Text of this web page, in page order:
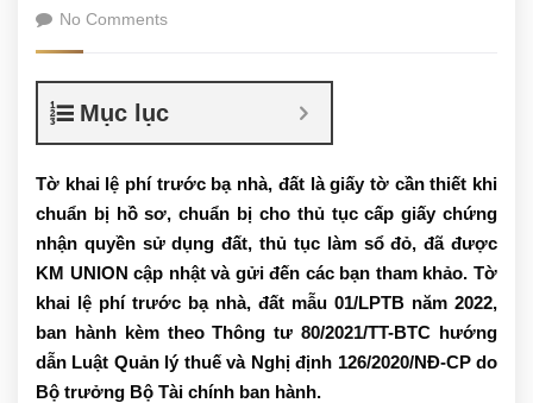
No Comments
Mục lục
Tờ khai lệ phí trước bạ nhà, đất là giấy tờ cần thiết khi
chuẩn bị hồ sơ, chuẩn bị cho thủ tục cấp giấy chứng
nhận quyền sử dụng đất, thủ tục làm sổ đỏ, đã được
KM UNION cập nhật và gửi đến các bạn tham khảo. Tờ
khai lệ phí trước bạ nhà, đất mẫu 01/LPTB năm 2022,
ban hành kèm theo Thông tư 80/2021/TT-BTC hướng
dẫn Luật Quản lý thuế và Nghị định 126/2020/NĐ-CP do
Bộ trưởng Bộ Tài chính ban hành.